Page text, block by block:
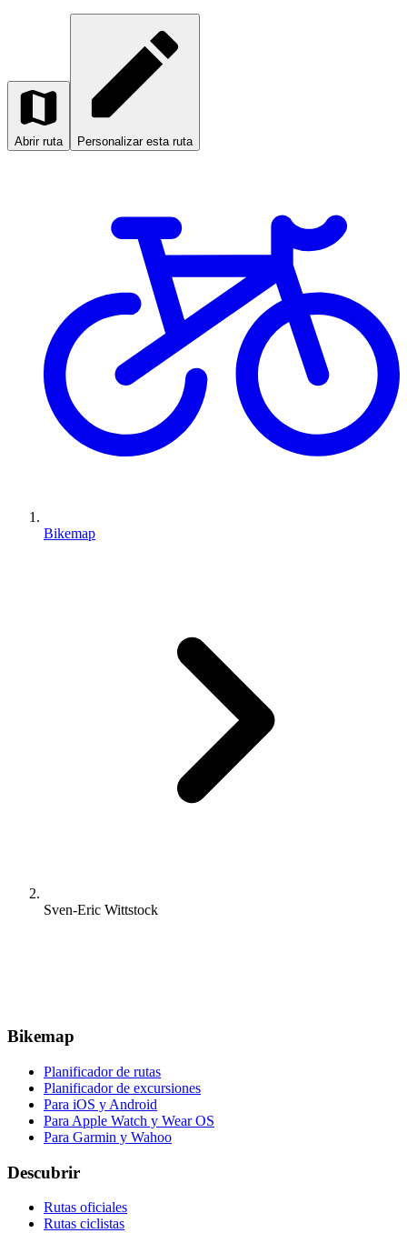
Abrir ruta Personalizar esta ruta
Bikemap
Sven-Eric Wittstock
Bikemap
Planificador de rutas
Planificador de excursiones
Para iOS y Android
Para Apple Watch y Wear OS
Para Garmin y Wahoo
Descubrir
Rutas oficiales
Rutas ciclistas